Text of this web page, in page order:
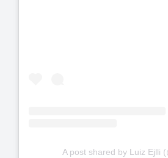
A post shared by Luiz Ejlli